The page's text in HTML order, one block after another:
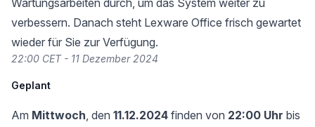
Wartungsarbeiten durch, um das System weiter zu
verbessern. Danach steht Lexware Office frisch gewartet
wieder für Sie zur Verfügung.
22:00 CET - 11 Dezember 2024
Geplant
Am Mittwoch, den 11.12.2024 finden von 22:00 Uhr bis